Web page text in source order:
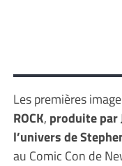
Les premières
ROCK, produite par
l’univers de
au Comic Con de